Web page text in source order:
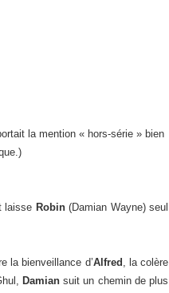
la mention « hors-série » bien
laisse Robin(Damian Wayne) seul
la bienveillance d’Alfred , la colère
Damiansuit un chemin de plus